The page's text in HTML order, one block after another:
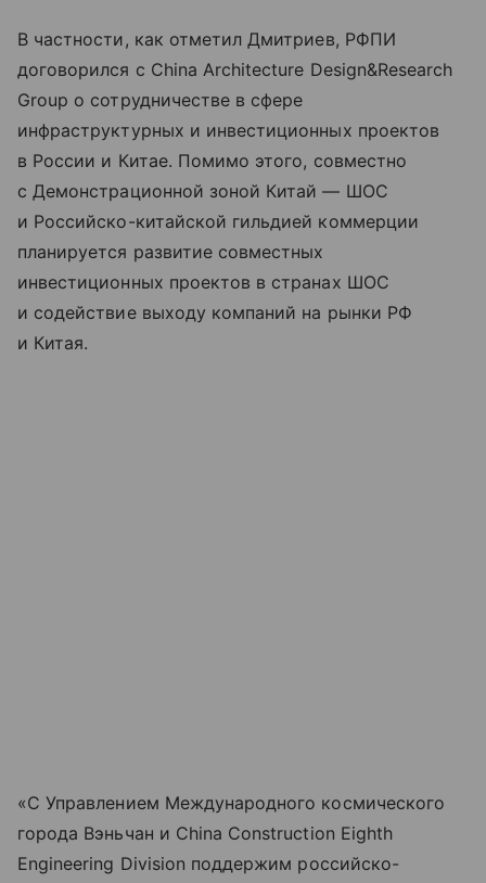
В частности, как отметил Дмитриев, РФПИ
договорился с China Architecture Design&Research
Group о сотрудничестве в сфере
инфраструктурных и инвестиционных проектов
в России и Китае. Помимо этого, совместно
с Демонстрационной зоной Китай — ШОС
и Российско-китайской гильдией коммерции
планируется развитие совместных
инвестиционных проектов в странах ШОС
и содействие выходу компаний на рынки РФ
и Китая.
«С Управлением Международного космического
города Вэньчан и China Construction Eighth
Engineering Division поддержим российско-